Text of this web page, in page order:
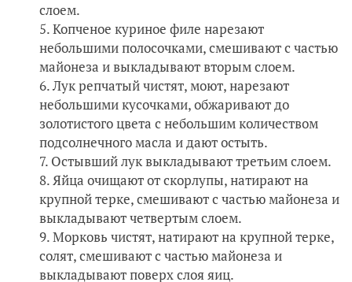
слоем.
Копченое куриное филе нарезают
небольшими полосочками, смешивают с частью
майонеза и выкладывают вторым слоем.
Лук репчатый чистят, моют, нарезают
небольшими кусочками, обжаривают до
золотистого цвета с небольшим количеством
подсолнечного масла и дают остыть.
Остывший лук выкладывают третьим слоем.
Яйца очищают от скорлупы, натирают на
крупной терке, смешивают с частью майонеза и
выкладывают четвертым слоем.
Морковь чистят, натирают на крупной терке,
солят, смешивают с частью майонеза и
выкладывают поверх слоя яиц.